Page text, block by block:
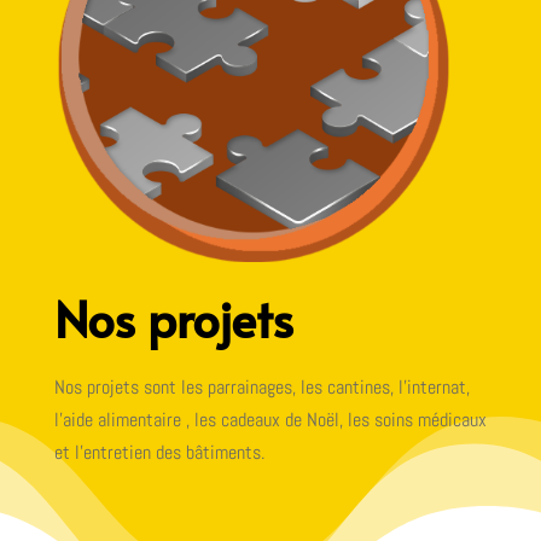
Nos projets
Nos projets sont les parrainages, les cantines, l’internat,
l’aide alimentaire , les cadeaux de Noël, les soins médicaux
et l’entretien des bâtiments.